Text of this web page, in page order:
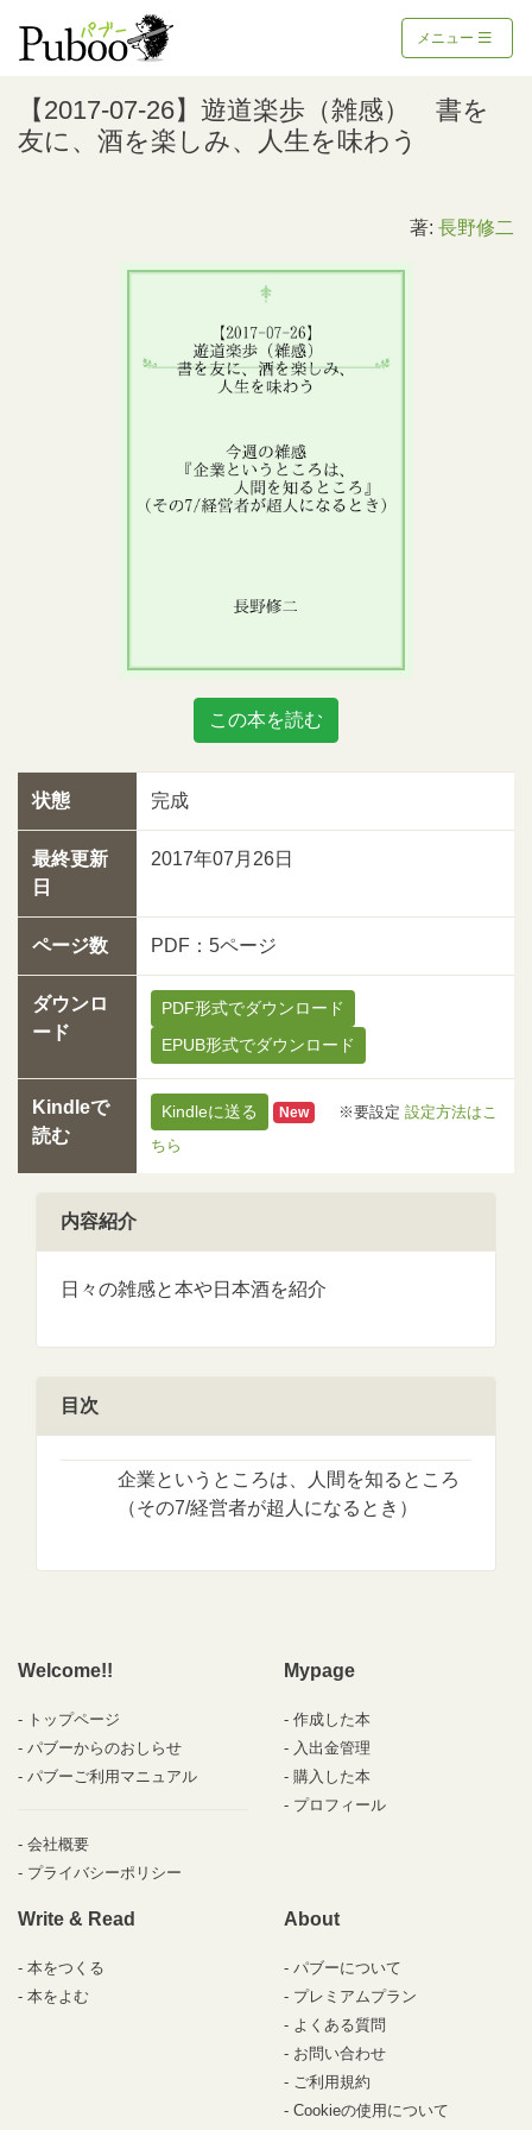
メニュー
【2017-07-26】遊道楽歩（雑感） 書を
友に、酒を楽しみ、人生を味わう
著: 長野修二
この本を読む
状態 完成
最終更新
日
2017年07月26日
ページ数 PDF：5ページ
ダウンロ
ード
PDF形式でダウンロード
EPUB形式でダウンロード
Kindleで
読む
Kindleに送る New ※要設定 設定方法はこ
ちら
内容紹介
日々の雑感と本や日本酒を紹介
目次
企業というところは、人間を知るところ
（その7/経営者が超人になるとき）
Welcome!!
トップページ
パブーからのおしらせ
パブーご利用マニュアル
会社概要
プライバシーポリシー
Mypage
作成した本
入出金管理
購入した本
プロフィール
Write & Read
本をつくる
本をよむ
About
パブーについて
プレミアムプラン
よくある質問
お問い合わせ
ご利用規約
Cookieの使用について